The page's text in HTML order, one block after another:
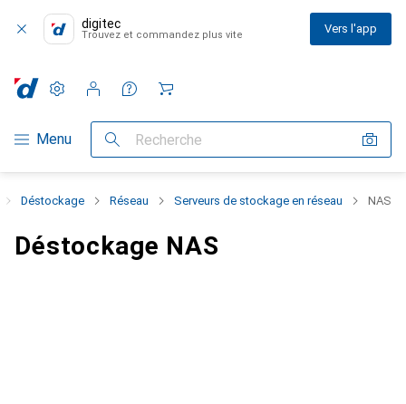
digitec
Trouvez et commandez plus vite Vers l'app
Navigation par catégorie
Menu Recherche
Paramètres
Compte client
Listes de comparaison
Listes d'envies
Panier
Déstockage Réseau Serveurs de stockage en réseau NAS
Déstockage NAS